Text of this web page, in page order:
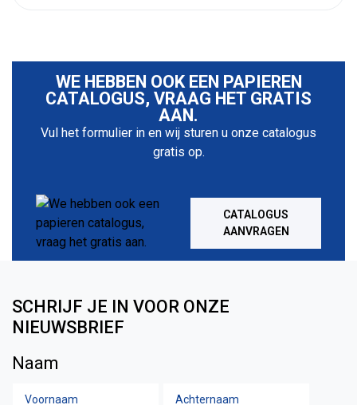
WE HEBBEN OOK EEN PAPIEREN
CATALOGUS, VRAAG HET GRATIS
AAN.
Vul het formulier in en wij sturen u onze catalogus
gratis op.
CATALOGUS
AANVRAGEN
SCHRIJF JE IN VOOR ONZE
NIEUWSBRIEF
Naam
Voornaam